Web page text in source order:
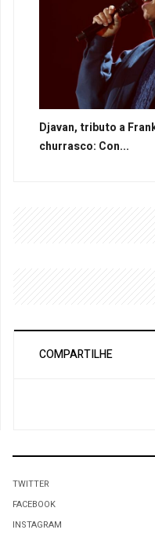
Djavan, tributo a
churrasco: Con...
COMPARTILHE
TWITTER
FACEBOOK
INSTAGRAM